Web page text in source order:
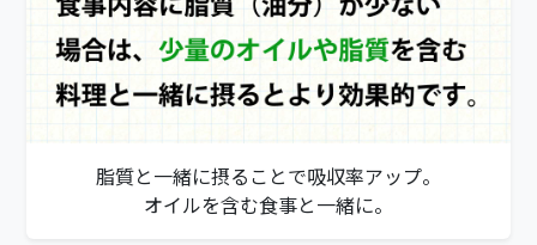
脂質と一緒に摂ることで吸収率アップ。
オイルを含む食事と一緒に。